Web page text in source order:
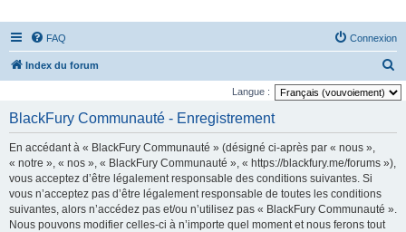
FAQ Connexion
Index du forum
e
h
Langue :
BlackFury Communauté - Enregistrement
En accédant à « BlackFury Communauté » (désigné ci-après par « nous »,
« notre », « nos », « BlackFury Communauté », « https://blackfury.me/forums »),
vous acceptez d’être légalement responsable des conditions suivantes. Si
vous n’acceptez pas d’être légalement responsable de toutes les conditions
suivantes, alors n’accédez pas et/ou n’utilisez pas « BlackFury Communauté ».
Nous pouvons modifier celles-ci à n’importe quel moment et nous ferons tout